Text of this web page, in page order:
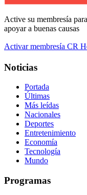
Active su membresía
apoyar a buenas causas
Activar membresía CR
Noticias
Portada
Últimas
Más leídas
Nacionales
Deportes
Entretenimiento
Economía
Tecnología
Mundo
Programas